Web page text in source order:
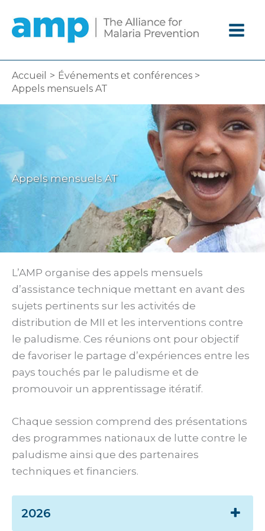
contenu
Accueil
Événements et conférences
Appels mensuels AT
Appels mensuels AT
L’AMP organise des appels mensuels
d’assistance technique mettant en avant des
sujets pertinents sur les activités de
distribution de MII et les interventions contre
le paludisme. Ces réunions ont pour objectif
de favoriser le partage d’expériences entre les
pays touchés par le paludisme et de
promouvoir un apprentissage itératif.
Chaque session comprend des présentations
des programmes nationaux de lutte contre le
paludisme ainsi que des partenaires
techniques et financiers.
2026